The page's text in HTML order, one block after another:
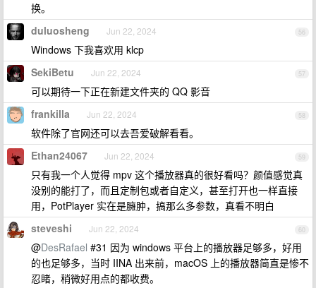
换。
56
duluosheng Jun 22, 2024
Windows 下我喜欢用 klcp
57
SekiBetu Jun 22, 2024
可以期待一下正在新建文件夹的 QQ 影音
58
frankilla Jun 22, 2024
软件除了官网还可以去吾爱破解看看。
59
Ethan24067 Jun 22, 2024
只有我一个人觉得 mpv 这个播放器真的很好看吗？颜值感觉真
没别的能打了，而且定制包或者自定义，甚至打开也一样直接
用，PotPlayer 实在是臃肿，搞那么多参数，真看不明白
60
steveshi Jun 22, 2024
@DesRafael #31 因为 windows 平台上的播放器足够多，好用
的也足够多，当时 IINA 出来前，macOS 上的播放器简直是惨不
忍睹，稍微好用点的都收费。